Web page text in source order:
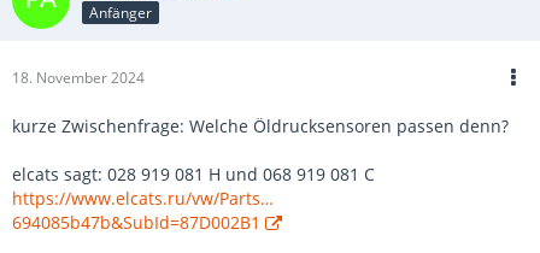
Anfänger
18. November 2024
kurze Zwischenfrage: Welche Öldrucksensoren passen denn?
elcats sagt: 028 919 081 H und 068 919 081 C
https://www.elcats.ru/vw/Parts…
694085b47b&SubId=87D002B1